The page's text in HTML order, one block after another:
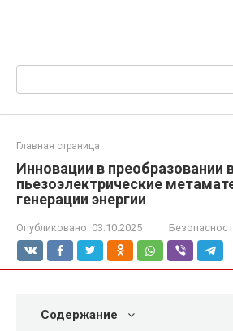
Поиск:
Главная страница
Инновации в преобразовании
пьезоэлектрические
генерации энергии
Опубликовано: 03.10.2025
Содержание